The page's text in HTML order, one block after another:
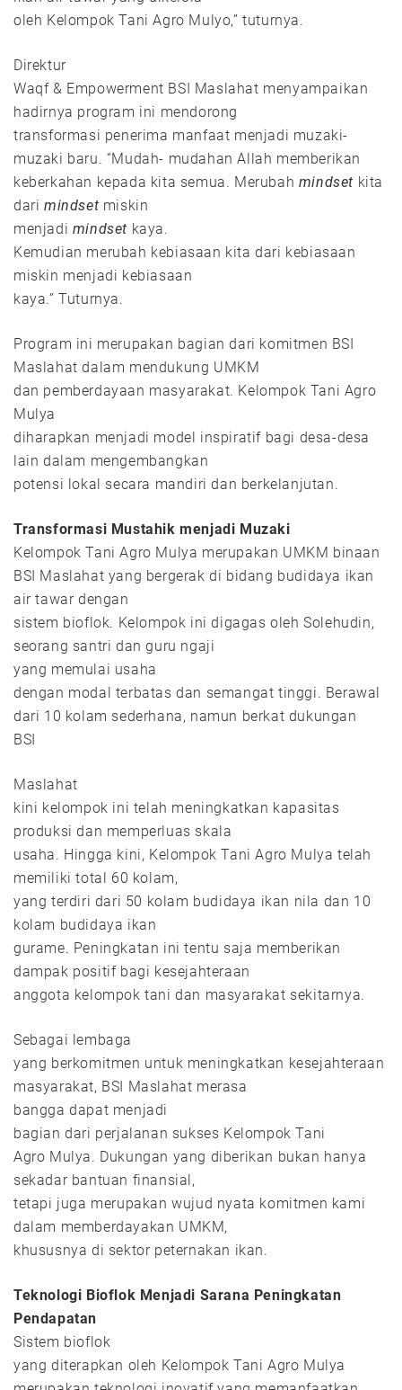
oleh Kelompok Tani Agro Mulyo,” tuturnya.
Direktur
Waqf & Empowerment BSI Maslahat menyampaikan
hadirnya program ini mendorong
transformasi penerima manfaat menjadi muzaki-
muzaki baru. “Mudah- mudahan Allah memberikan
keberkahan kepada kita semua. Merubah mindset kita
dari mindset miskin
menjadi mindset kaya.
Kemudian merubah kebiasaan kita dari kebiasaan
miskin menjadi kebiasaan
kaya.” Tuturnya.
Program ini merupakan bagian dari komitmen BSI
Maslahat dalam mendukung UMKM
dan pemberdayaan masyarakat. Kelompok Tani Agro
Mulya
diharapkan menjadi model inspiratif bagi desa-desa
lain dalam mengembangkan
potensi lokal secara mandiri dan berkelanjutan.
Transformasi Mustahik menjadi Muzaki
Kelompok Tani Agro Mulya merupakan UMKM binaan
BSI Maslahat yang bergerak di bidang budidaya ikan
air tawar dengan
sistem bioflok. Kelompok ini digagas oleh Solehudin,
seorang santri dan guru ngaji
yang memulai usaha
dengan modal terbatas dan semangat tinggi. Berawal
dari 10 kolam sederhana, namun berkat dukungan
BSI
Maslahat
kini kelompok ini telah meningkatkan kapasitas
produksi dan memperluas skala
usaha. Hingga kini, Kelompok Tani Agro Mulya telah
memiliki total 60 kolam,
yang terdiri dari 50 kolam budidaya ikan nila dan 10
kolam budidaya ikan
gurame. Peningkatan ini tentu saja memberikan
dampak positif bagi kesejahteraan
anggota kelompok tani dan masyarakat sekitarnya.
Sebagai lembaga
yang berkomitmen untuk meningkatkan kesejahteraan
masyarakat, BSI Maslahat merasa
bangga dapat menjadi
bagian dari perjalanan sukses Kelompok Tani
Agro Mulya. Dukungan yang diberikan bukan hanya
sekadar bantuan finansial,
tetapi juga merupakan wujud nyata komitmen kami
dalam memberdayakan UMKM,
khususnya di sektor peternakan ikan.
Teknologi Bioflok Menjadi Sarana Peningkatan
Pendapatan
Sistem bioflok
yang diterapkan oleh Kelompok Tani Agro Mulya